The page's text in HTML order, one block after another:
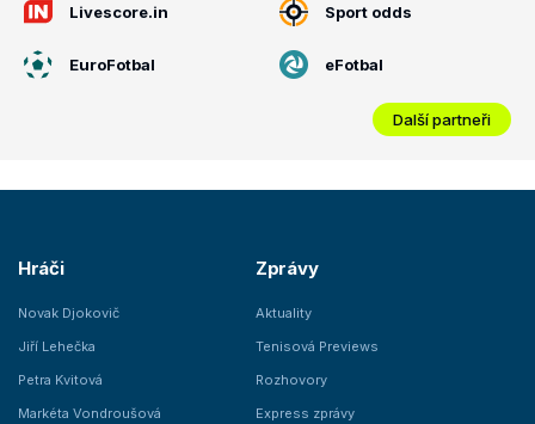
Livescore.in Sport odds
EuroFotbal eFotbal
Další partneři
Hráči
Novak Djokovič
Jiří Lehečka
Petra Kvitová
Markéta Vondroušová
Zprávy
Aktuality
Tenisová Previews
Rozhovory
Express zprávy